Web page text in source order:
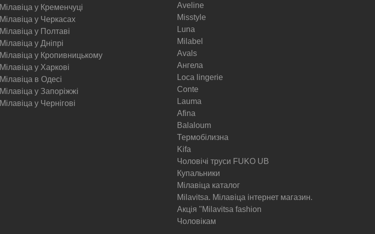
Мілавіца у Кременчуці
Мілавіца у Черкасах
Мілавіца у Полтаві
Мілавіца у Дніпрі
Мілавіца у Кропивницькому
Мілавіца у Харкові
Мілавіца в Одесі
Мілавіца у Запоріжжі
Мілавіца у Чернігові
Aveline
Misstyle
Luna
Milabel
Avals
Ангела
Loca lingerie
Conte
Lauma
Afina
Balaloum
Термобілизна
Kifa
Чоловічі труси FUKO UB
Купальники
Мілавіца каталог
Milavitsa. Мілавіца інтернет магазин.
Акція "Milavitsa fashion
Чоловікам